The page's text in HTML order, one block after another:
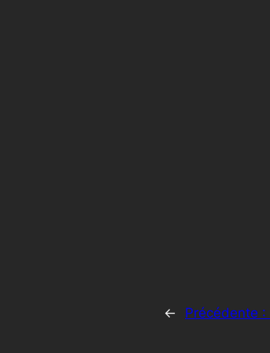
← Précédente :